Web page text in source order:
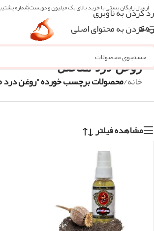
رد کردن به ناوبری
رد کردن به محتوای اصلی
ارسال رایگان پستی با خرید بالای یک میلیون و دویستشماره پشتیبانی
منو
روغن درد مفاصل
خانه/محصولات برچسب خورده “روغن درد
مشاهده فیلتر